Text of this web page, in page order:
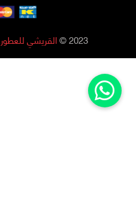
القريشي للعطور.